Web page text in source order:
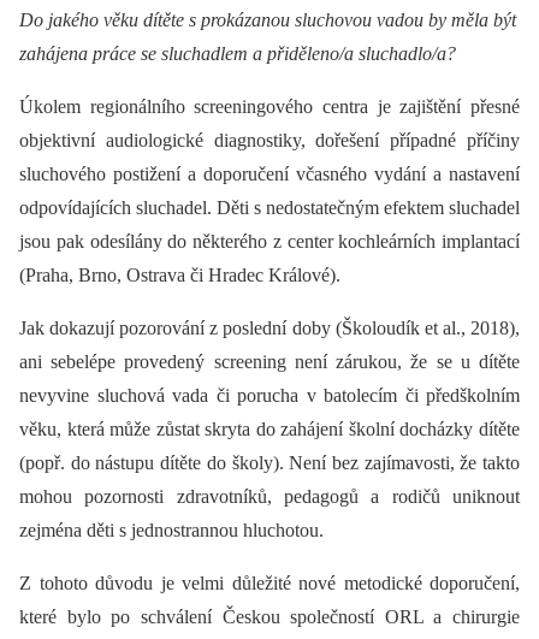
Do jakého věku dítěte s prokázanou sluchovou vadou by měla být
zahájena práce se sluchadlem a přiděleno/a sluchadlo/a?
Úkolem regionálního screeningového centra je zajištění přesné
objektivní audiologické diagnostiky, dořešení případné příčiny
sluchového postižení a doporučení včasného vydání a nastavení
odpovídajících sluchadel. Děti s nedostatečným efektem sluchadel
jsou pak odesílány do některého z center kochleárních implantací
(Praha, Brno, Ostrava či Hradec Králové).
Jak dokazují pozorování z poslední doby (Školoudík et al., 2018),
ani sebelépe provedený screening není zárukou, že se u dítěte
nevyvine sluchová vada či porucha v batolecím či předškolním
věku, která může zůstat skryta do zahájení školní docházky dítěte
(popř. do nástupu dítěte do školy). Není bez zajímavosti, že takto
mohou pozornosti zdravotníků, pedagogů a rodičů uniknout
zejména děti s jednostrannou hluchotou.
Z tohoto důvodu je velmi důležité nové metodické doporučení,
které bylo po schválení Českou společností ORL a chirurgie